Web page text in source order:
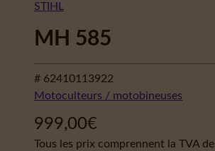
STIHL
MH 585
# 62410113922
Motoculteurs / motobineuses
999,00€
Tous les prix comprennent la TVA